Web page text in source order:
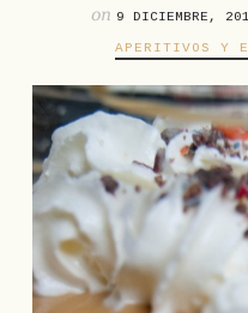
on 9 DICIEMBRE,
APERITIVOS Y